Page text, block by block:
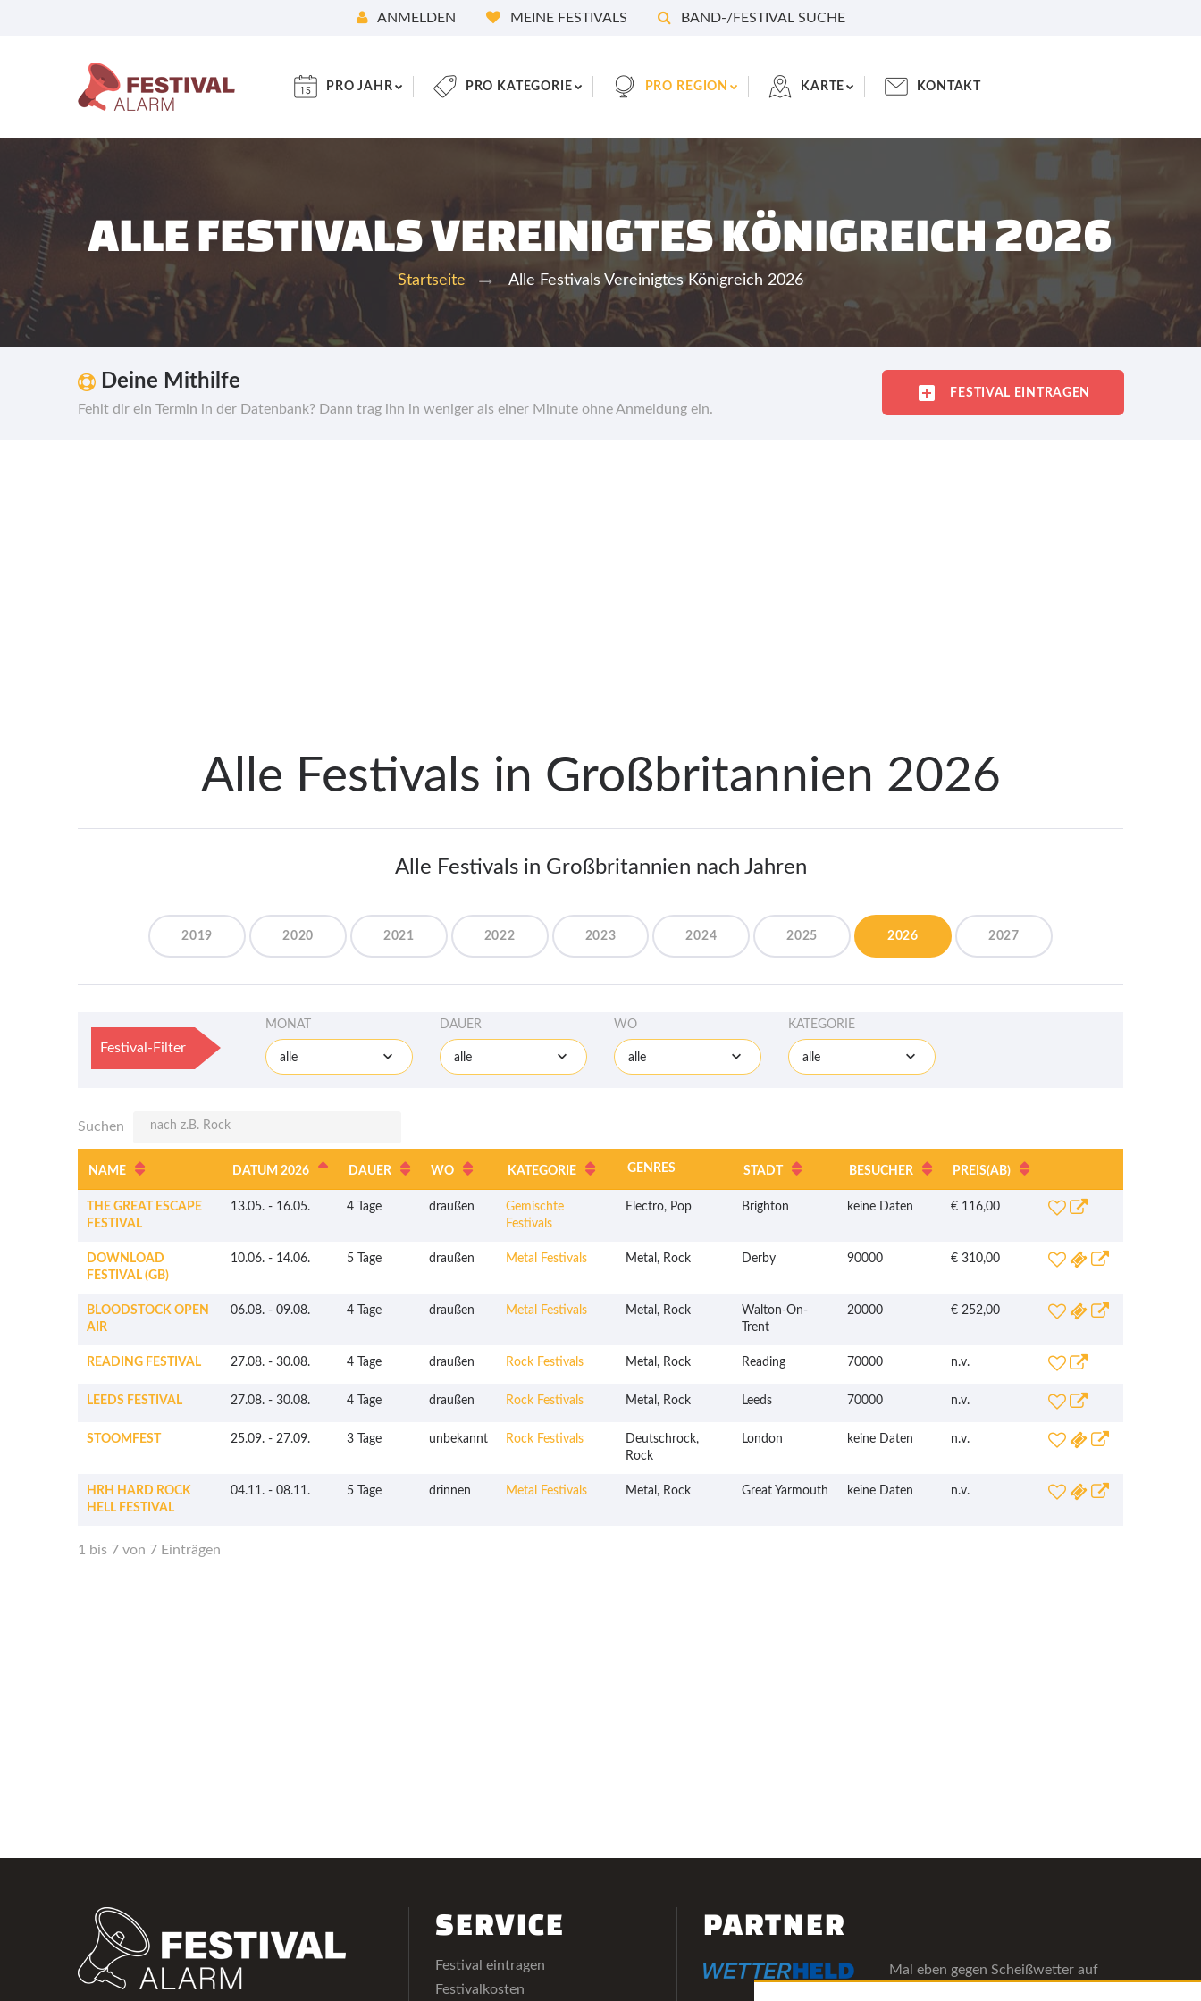
ANMELDEN MEINE FESTIVALS BAND-/FESTIVAL SUCHE
PRO JAHR PRO KATEGORIE PRO REGION KARTE KONTAKT
ALLE FESTIVALS VEREINIGTES KÖNIGREICH 2026
Startseite Alle Festivals Vereinigtes Königreich 2026
Deine Mithilfe
Fehlt dir ein Termin in der Datenbank? Dann trag ihn in weniger als einer Minute ohne Anmeldung ein.
FESTIVAL EINTRAGEN
Alle Festivals in Großbritannien 2026
Alle Festivals in Großbritannien nach Jahren
2019 2020 2021 2022 2023 2024 2025 2026 2027
Festival-Filter
MONAT
alle
DAUER
alle
WO
alle
KATEGORIE
alle
Suchen
NAME DATUM 2026 DAUER WO KATEGORIE GENRES STADT BESUCHER PREIS(AB)
THE GREAT ESCAPE
FESTIVAL
13.05. - 16.05. 4 Tage draußen
Gemischte
Festivals
Electro, Pop Brighton keine Daten € 116,00
DOWNLOAD
FESTIVAL (GB)
10.06. - 14.06. 5 Tage draußen Metal Festivals Metal, Rock Derby 90000 € 310,00
BLOODSTOCK OPEN
AIR
06.08. - 09.08. 4 Tage draußen Metal Festivals Metal, Rock
Walton-On-
Trent
20000 € 252,00
READING FESTIVAL 27.08. - 30.08. 4 Tage draußen Rock Festivals Metal, Rock Reading 70000 n.v.
LEEDS FESTIVAL 27.08. - 30.08. 4 Tage draußen Rock Festivals Metal, Rock Leeds 70000 n.v.
STOOMFEST 25.09. - 27.09. 3 Tage unbekannt Rock Festivals
Deutschrock,
Rock
London keine Daten n.v.
HRH HARD ROCK
HELL FESTIVAL
04.11. - 08.11. 5 Tage drinnen Metal Festivals Metal, Rock Great Yarmouth keine Daten n.v.
1 bis 7 von 7 Einträgen
SERVICE
Festival eintragen
Festivalkosten
PARTNER
Mal eben gegen Scheißwetter auf